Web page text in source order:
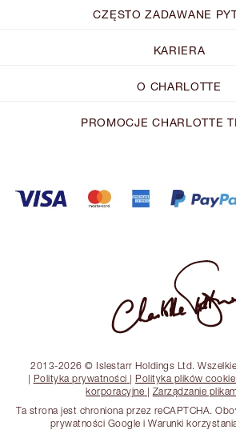
CZĘSTO ZADAWANE
KARIERA
O CHARLOTTE
PROMOCJE CHARLOTTE
2013-2026 © Islestarr Holdings Ltd.
| Polityka prywatności | Polityka plików cookie
korporacyjne | Zarządzanie
Ta strona jest chroniona przez reCAPTCHA.
prywatności Google i Warunki